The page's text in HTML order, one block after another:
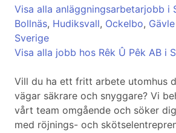
Visa alla anläggningsarbetarjobb i
Bollnäs, Hudiksvall, Ockelbo, Gävle
Sverige
Visa alla jobb hos Rêk Û Pêk AB i
Vill du ha ett fritt arbete utomhus
vägar säkrare och snyggare? Vi
vårt team omgående och söker
med röjnings- och